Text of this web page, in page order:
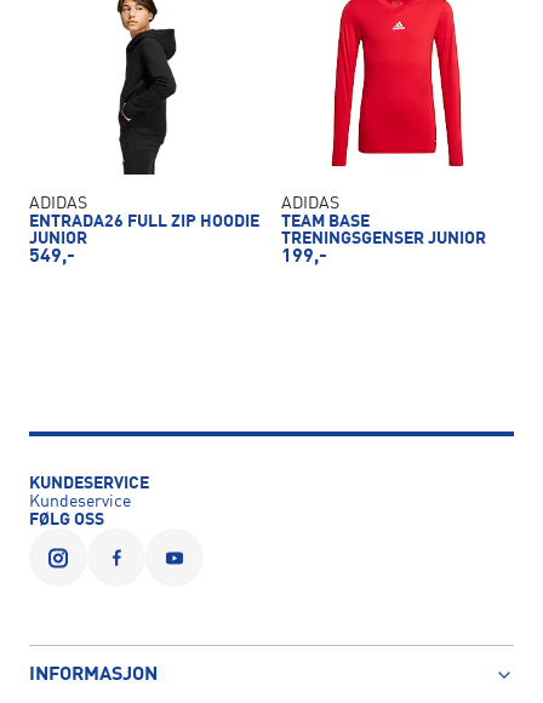
ADIDAS
ENTRADA26 FULL ZIP HOODIE
JUNIOR
549,-
ADIDAS
TEAM BASE
TRENINGSGENSER JUNIOR
199,-
KUNDESERVICE
Kundeservice
FØLG OSS
INFORMASJON